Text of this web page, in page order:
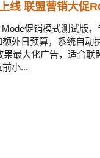
线 联盟营销大促
促销模式测试版
外日预算，系统自动
最大化广告，适合
小...